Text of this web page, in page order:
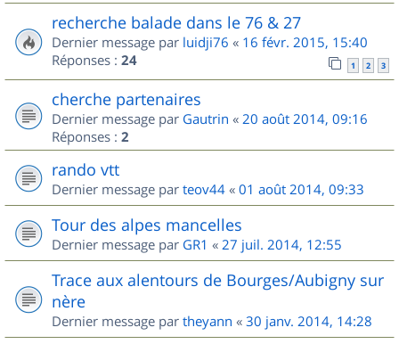
recherche balade dans le 76 & 27
Dernier message par luidji76 « 16 févr. 2015, 15:40
Réponses : 24 1 2 3
cherche partenaires
Dernier message par Gautrin « 20 août 2014, 09:16
Réponses : 2
rando vtt
Dernier message par teov44 « 01 août 2014, 09:33
Tour des alpes mancelles
Dernier message par GR1 « 27 juil. 2014, 12:55
Trace aux alentours de Bourges/Aubigny sur
nère
Dernier message par theyann « 30 janv. 2014, 14:28